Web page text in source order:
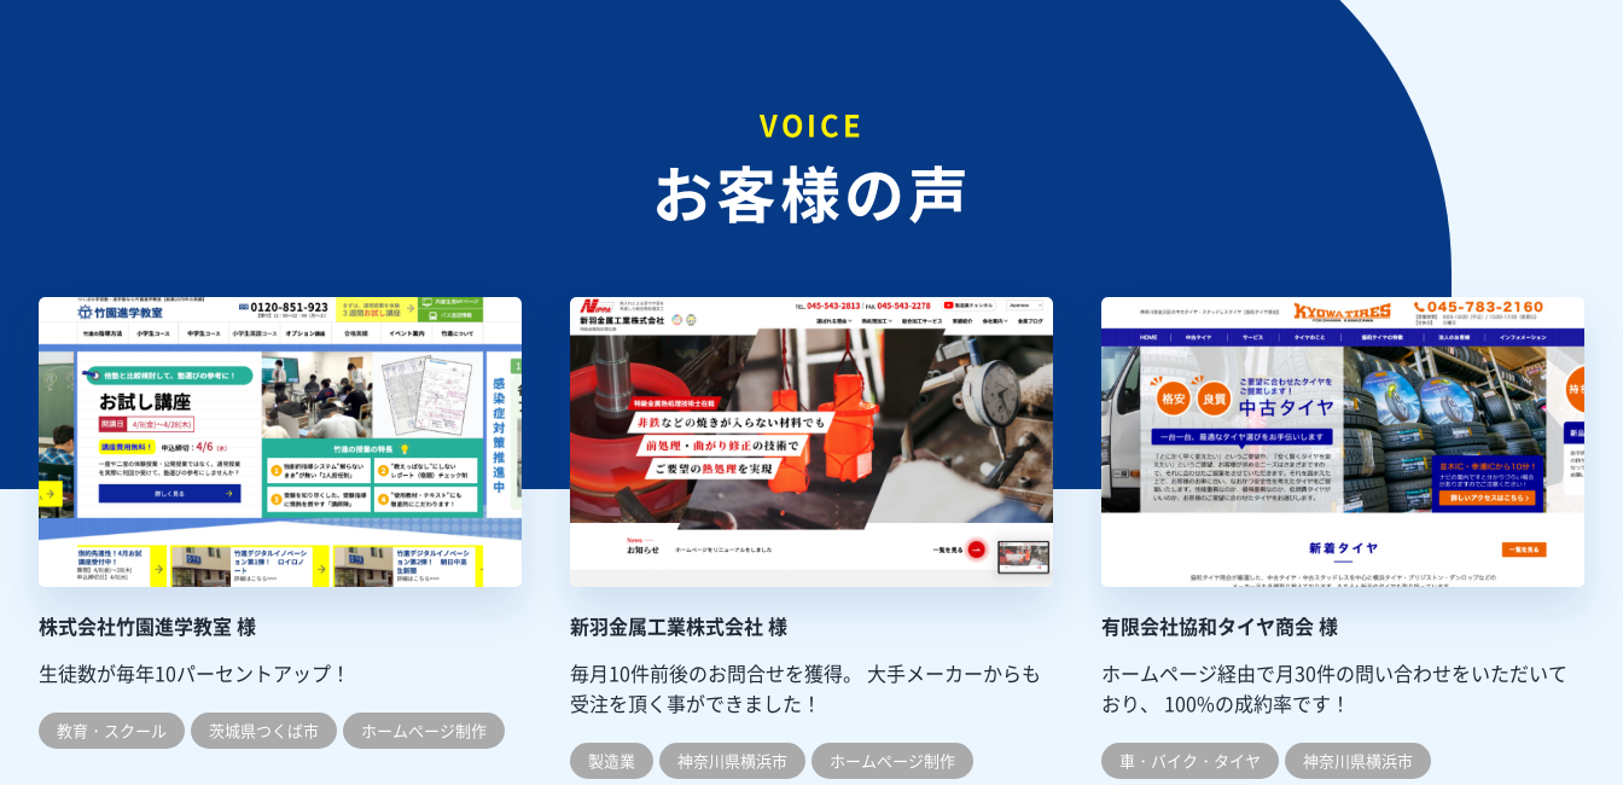
VOICE
お客様の声
株式会社竹園進学教室 様
生徒数が毎年10パーセントアップ！
教育・スクール 茨城県つくば市 ホームぺージ制作
新羽金属工業株式会社 様
毎月10件前後のお問合せを獲得。
大手メーカーからも
受注を頂く事ができました！
製造業 神奈川県横浜市 ホームぺージ制作
有限会社協和タイヤ商会 様
ホームページ経由で月30件の問い合わせをいただいて
おり、
100%の成約率です！
車・バイク・タイヤ
神奈川県横浜市